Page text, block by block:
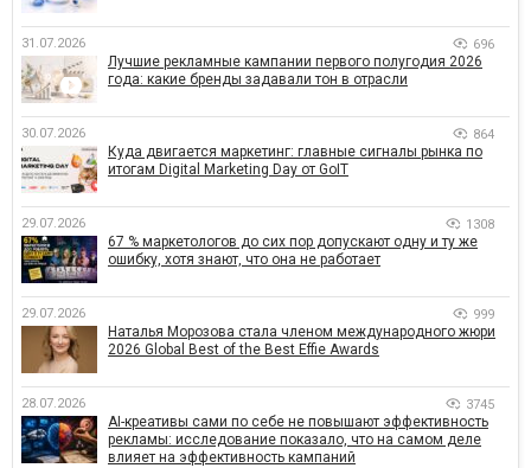
31.07.2026 696
Лучшие рекламные кампании первого полугодия 2026
года: какие бренды задавали тон в отрасли
30.07.2026 864
Куда двигается маркетинг: главные сигналы рынка по
итогам Digital Marketing Day от GoIT
29.07.2026 1308
67 % маркетологов до сих пор допускают одну и ту же
ошибку, хотя знают, что она не работает
29.07.2026 999
Наталья Морозова стала членом международного жюри
2026 Global Best of the Best Effie Awards
28.07.2026 3745
AI-креативы сами по себе не повышают эффективность
рекламы: исследование показало, что на самом деле
влияет на эффективность кампаний